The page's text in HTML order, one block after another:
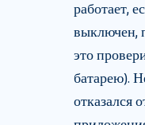
работает,
выключен,
это
батарею).
отказался